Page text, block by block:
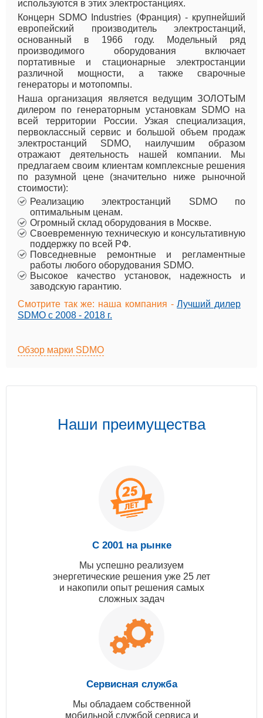
используются в этих электростанциях.
Концерн SDMO Industries (Франция) - крупнейший
европейский производитель электростанций,
основанный в 1966 году. Модельный ряд
производимого оборудования включает
портативные и стационарные электростанции
различной мощности, а также сварочные
генераторы и мотопомпы.
Наша организация является ведущим ЗОЛОТЫМ
дилером по генераторным установкам SDMO на
всей территории России. Узкая специализация,
первоклассный сервис и большой объем продаж
электростанций SDMO, наилучшим образом
отражают деятельность нашей компании. Мы
предлагаем своим клиентам комплексные решения
по разумной цене (значительно ниже рыночной
стоимости):
Реализацию электростанций SDMO по
оптимальным ценам.
Огромный склад оборудования в Москве.
Своевременную техническую и консультативную
поддержку по всей РФ.
Повседневные ремонтные и регламентные
работы любого оборудования SDMO.
Высокое качество установок, надежность и
заводскую гарантию.
Смотрите так же: наша компания -Лучший дилер
SDMO с 2008 - 2018 г.
Обзор марки SDMO
Наши преимущества
С 2001 на рынке
Мы успешно реализуем
энергетические решения уже 25 лет
и накопили опыт решения самых
сложных задач
Сервисная служба
Мы обладаем собственной
мобильной службой сервиса и